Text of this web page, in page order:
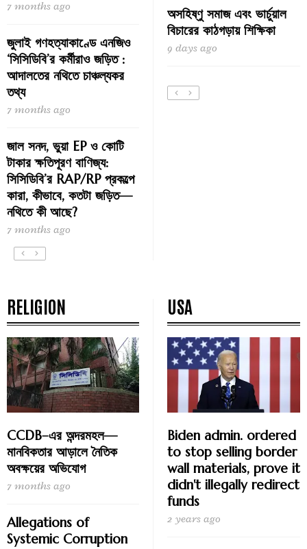
7 months ago
জুলাই গণহত্যাকাণ্ডে এনজিও
‘সিসিডিবি’র কর্মীরাও জড়িত :
আদালতের নথিতে চাঞ্চল্যকর
তথ্য
7 months ago
জাল সনদ, ভুয়া EP ও কোটি
টাকার ক্ষতিপূরণ বাণিজ্য:
সিসিডিবি’র RAP/RP প্রকল্পে
কারা, কীভাবে, কতটা জড়িত—
নথিতে কী আছে?
7 months ago
অসহিষ্ণু সমাজ এবং ভার্চুয়াল
বিচারের কাঠগড়ায় শিক্ষিকা
9 days ago
RELIGION
CCDB–এর অন্দরমহল—
মানবিকতার আড়ালে নৈতিক
অবক্ষয়ের অভিযোগ
7 months ago
Allegations of
Systemic Corruption
USA
Biden admin. ordered
to stop selling border
wall materials, prove it
didn't illegally redirect
funds
2 years ago